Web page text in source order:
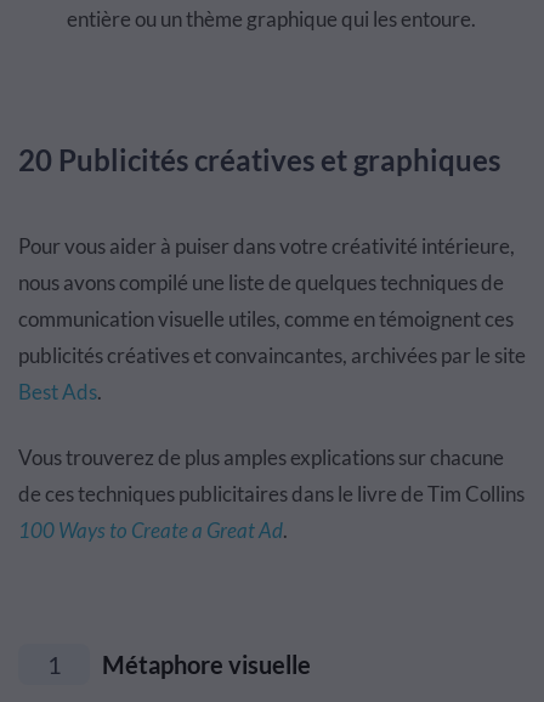
entière ou un thème graphique qui les entoure.
20 Publicités créatives et graphiques
Pour vous aider à puiser dans votre créativité intérieure,
nous avons compilé une liste de quelques techniques de
communication visuelle utiles, comme en témoignent ces
publicités créatives et convaincantes, archivées par le site
Best Ads.
Vous trouverez de plus amples explications sur chacune
de ces techniques publicitaires dans le livre de Tim Collins
100 Ways to Create a Great Ad.
1 Métaphore visuelle